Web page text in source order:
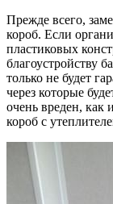
Прежде всего,
короб. Если
пластиковых
благоустройству
только не будет
через которые
очень вреден, как
короб с